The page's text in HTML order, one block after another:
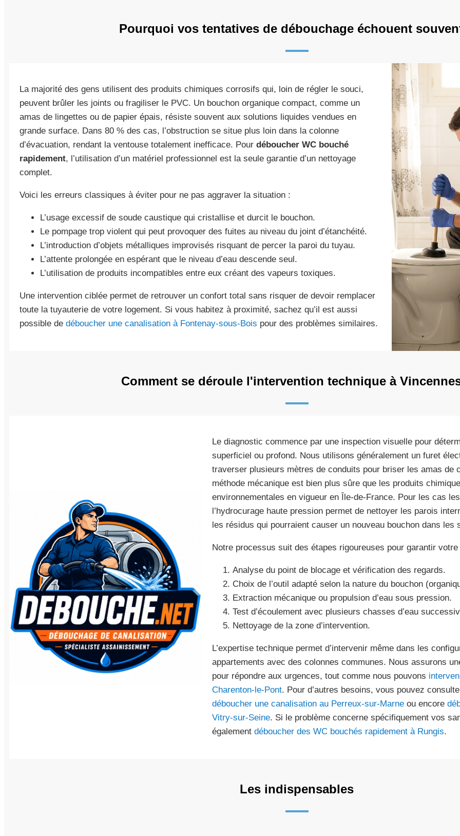
Pourquoi vos tentatives de débouchage échouent
La majorité des gens utilisent des produits chimiques corrosifs qui, loin de régler le souci,
peuvent brûler les joints ou fragiliser le PVC. Un bouchon organique compact, comme un
amas de lingettes ou de papier épais, résiste souvent aux solutions liquides vendues en
grande surface. Dans 80 % des cas, l’obstruction se situe plus loin dans la colonne
d’évacuation, rendant la ventouse totalement inefficace. Pour déboucher WC bouché
rapidement, l’utilisation d’un matériel professionnel est la seule garantie d’un nettoyage
complet.
Voici les erreurs classiques à éviter pour ne pas aggraver la situation :
L’usage excessif de soude caustique qui cristallise et durcit le bouchon.
Le pompage trop violent qui peut provoquer des fuites au niveau du joint d’étanchéité.
L’introduction d’objets métalliques improvisés risquant de percer la paroi du tuyau.
L’attente prolongée en espérant que le niveau d’eau descende seul.
L’utilisation de produits incompatibles entre eux créant des vapeurs toxiques.
Une intervention ciblée permet de retrouver un confort total sans risquer de devoir remplacer
toute la tuyauterie de votre logement. Si vous habitez à proximité, sachez qu’il est aussi
possible de déboucher une canalisation à Fontenay-sous-Bois pour des problèmes similaires.
Comment se déroule l'intervention technique à
Le diagnostic commence par une inspection visuelle pour
superficiel ou profond. Nous utilisons généralement un furet
traverser plusieurs mètres de conduits pour briser les amas de
méthode mécanique est bien plus sûre que les produits
environnementales en vigueur en Île-de-France. Pour les cas
l’hydrocurage haute pression permet de nettoyer les parois
les résidus qui pourraient causer un nouveau bouchon dans les
Notre processus suit des étapes rigoureuses pour garantir
Analyse du point de blocage et vérification des regards.
Choix de l’outil adapté selon la nature du bouchon
Extraction mécanique ou propulsion d’eau sous pression.
Test d’écoulement avec plusieurs chasses d’eau
Nettoyage de la zone d’intervention.
L’expertise technique permet d’intervenir même dans les
appartements avec des colonnes communes. Nous assurons
pour répondre aux urgences, tout comme nous pouvons
Charenton-le-Pont. Pour d’autres besoins, vous pouvez
déboucher une canalisation au Perreux-sur-Marneou encore
Vitry-sur-Seine. Si le problème concerne spécifiquement vos
également déboucher des WC bouchés rapidement à Rungis.
Les indispensables